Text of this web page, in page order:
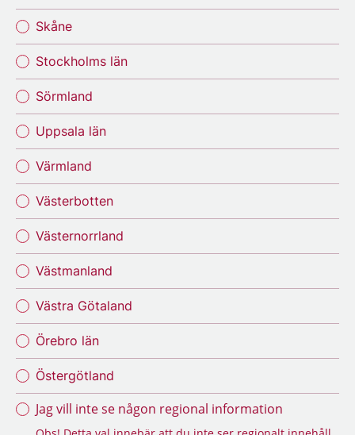
Skåne
Stockholms län
Sörmland
Uppsala län
Värmland
Västerbotten
Västernorrland
Västmanland
Västra Götaland
Örebro län
Östergötland
Jag vill inte se någon regional information